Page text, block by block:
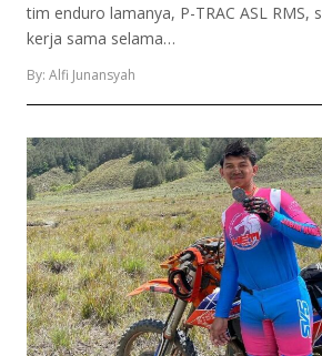
tim enduro lamanya, P-TRAC ASL RMS,
kerja sama selama…
By: Alfi Junansyah